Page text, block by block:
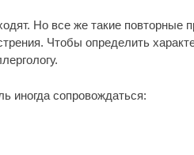
Но все же такие повторные
Чтобы определить
иногда сопровождаться: